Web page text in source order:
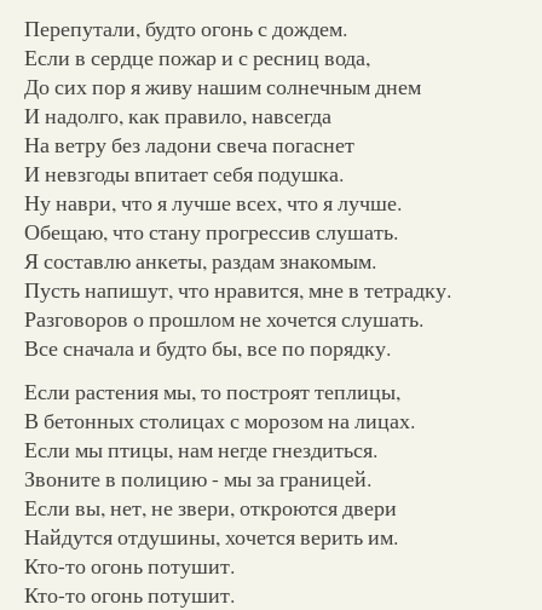
Перепутали, будто огонь с дождем.
Если в сердце пожар и с ресниц вода,
До сих пор я живу нашим солнечным днем
И надолго, как правило, навсегда
На ветру без ладони свеча погаснет
И невзгоды впитает себя подушка.
Ну наври, что я лучше всех, что я лучше.
Обещаю, что стану прогрессив слушать.
Я составлю анкеты, раздам знакомым.
Пусть напишут, что нравится, мне в тетрадку.
Разговоров о прошлом не хочется слушать.
Все сначала и будто бы, все по порядку.
Если растения мы, то построят теплицы,
В бетонных столицах с морозом на лицах.
Если мы птицы, нам негде гнездиться.
Звоните в полицию - мы за границей.
Если вы, нет, не звери, откроются двери
Найдутся отдушины, хочется верить им.
Кто-то огонь потушит.
Кто-то огонь потушит.